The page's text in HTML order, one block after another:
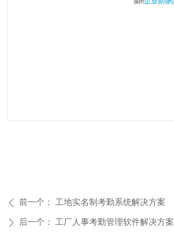
ꄴ 前一个： 工地实名制考勤系统解决方案
ꄲ 后一个： 工厂人事考勤管理软件解决方案